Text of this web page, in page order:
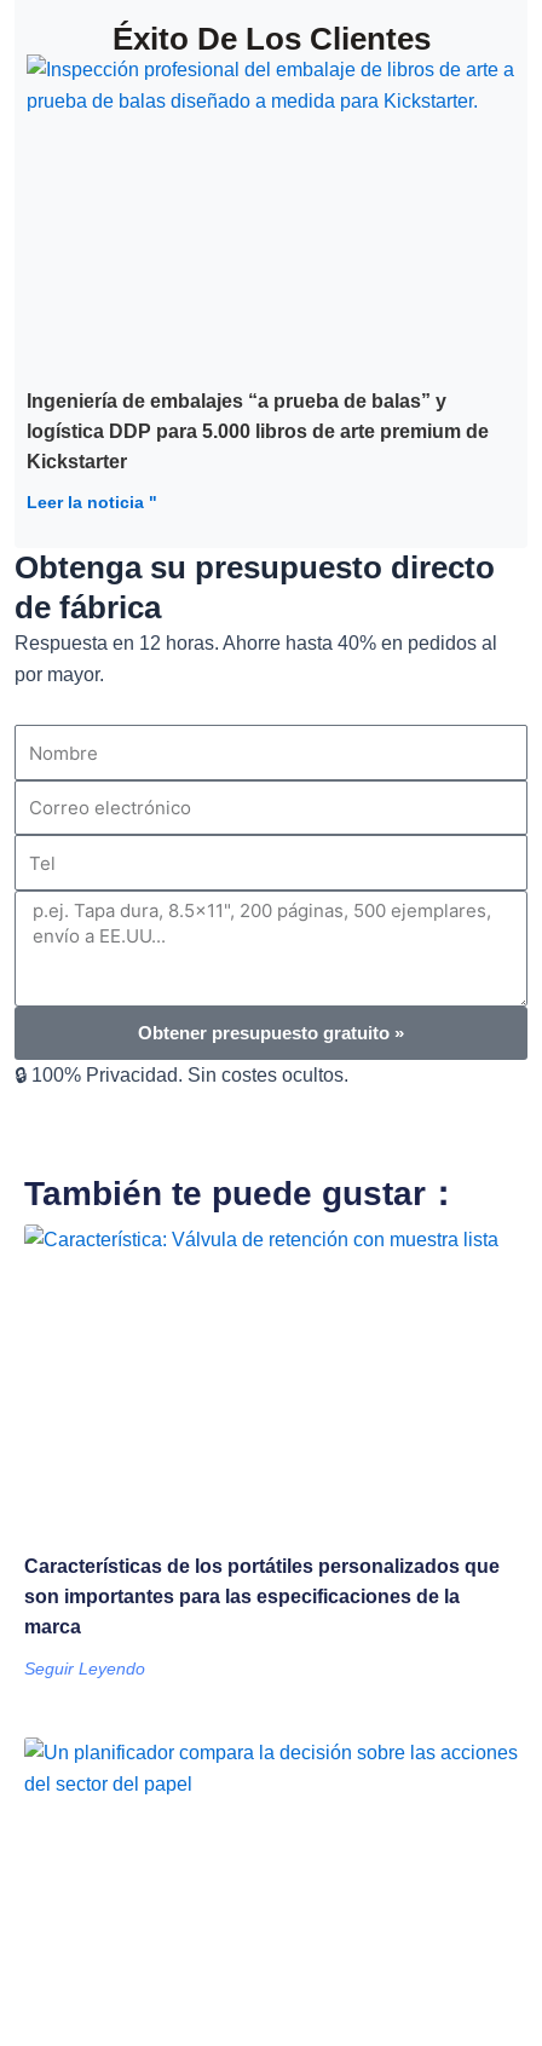
Éxito De Los Clientes
Ingeniería de embalajes “a prueba de balas” y
logística DDP para 5.000 libros de arte premium de
Kickstarter
Leer la noticia "
Obtenga su presupuesto directo
de fábrica
Respuesta en 12 horas. Ahorre hasta 40% en pedidos al
por mayor.
Mensaje
Obtener presupuesto gratuito »
🔒 100% Privacidad. Sin costes ocultos.
También te puede gustar：
Características de los portátiles personalizados que
son importantes para las especificaciones de la
marca
Seguir Leyendo